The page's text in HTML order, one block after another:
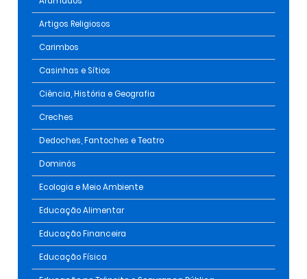
Artigos Religiosos
Carimbos
Casinhas e Sítios
Ciência, História e Geografia
Creches
Dedoches, Fantoches e Teatro
Dominós
Ecologia e Meio Ambiente
Educação Alimentar
Educação Financeira
Educação Física